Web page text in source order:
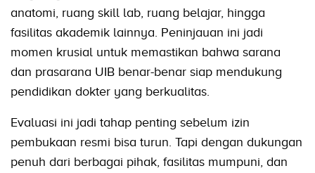
anatomi, ruang skill lab, ruang belajar, hingga
fasilitas akademik lainnya. Peninjauan ini jadi
momen krusial untuk memastikan bahwa sarana
dan prasarana UIB benar-benar siap mendukung
pendidikan dokter yang berkualitas.
Evaluasi ini jadi tahap penting sebelum izin
pembukaan resmi bisa turun. Tapi dengan dukungan
penuh dari berbagai pihak, fasilitas mumpuni, dan